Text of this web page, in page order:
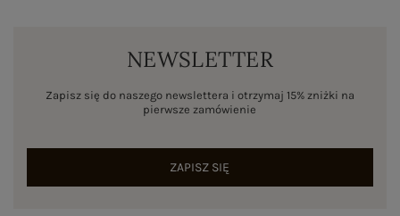
NEWSLETTER
Zapisz się do naszego newslettera i otrzymaj 15% zniżki na
pierwsze zamówienie
ZAPISZ SIĘ